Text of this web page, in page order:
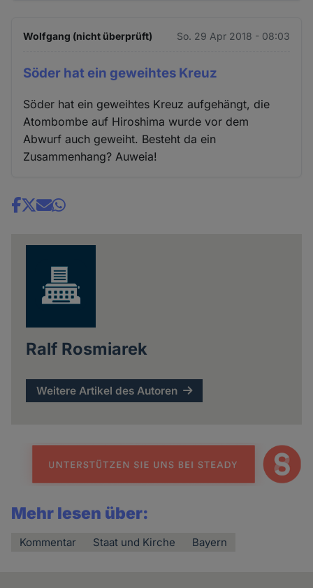
Wolfgang (nicht überprüft) So. 29 Apr 2018 - 08:03
Söder hat ein geweihtes Kreuz
Söder hat ein geweihtes Kreuz aufgehängt, die
Atombombe auf Hiroshima wurde vor dem
Abwurf auch geweiht. Besteht da ein
Zusammenhang? Auweia!
Share
Ralf Rosmiarek
Weitere Artikel des Autoren
Mehr lesen über:
Kommentar Staat und Kirche Bayern